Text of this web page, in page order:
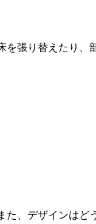
張り替えたり、
た、デザインは